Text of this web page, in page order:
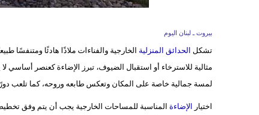
بيروت ـ لبنان اليوم
تشكل الحدائق المنزلية الخارجية والفناءات ملاذًا هادئًا ومتنفسًا
مثالية للاسترخاء أو استقبال الضيوف، تبرز الإضاءة كعنصر
لمسة جمالية خاصة على المكان وتعكس طابعه وروحه، كما تلعب
اختيار الإضاءة المناسبة للمساحات الخارجية يجب أن يتم وفق